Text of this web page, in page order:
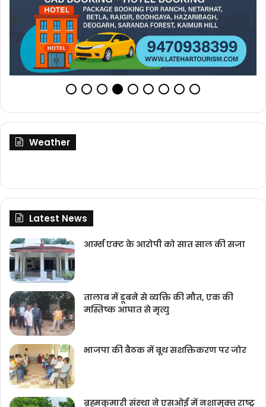
Weather
Latest News
आर्म्स एक्ट के आरोपी को सात साल की सजा
तालाब में डूबने से व्यक्ति की मौत, एक की
मस्तिष्क आघात से मृत्यु
भाजपा की बैठक में बूथ सशक्तिकरण पर जोर
ब्रह्मकुमारी संस्‍था ने एसओई में नशामुक्‍त राष्‍ट्र